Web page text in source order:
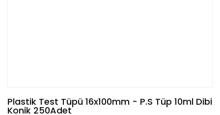
Plastik Test Tüpü 16x100mm - P.S Tüp 10ml Dibi
Konik 250Adet